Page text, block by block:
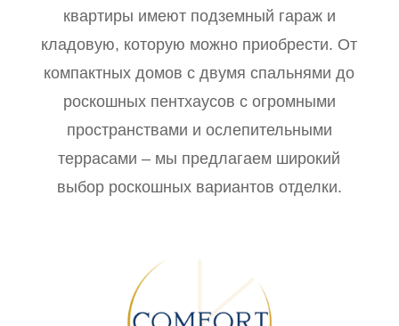
квартиры имеют подземный гараж и
кладовую, которую можно приобрести. От
компактных домов с двумя спальнями до
роскошных пентхаусов с огромными
пространствами и ослепительными
террасами – мы предлагаем широкий
выбор роскошных вариантов отделки.